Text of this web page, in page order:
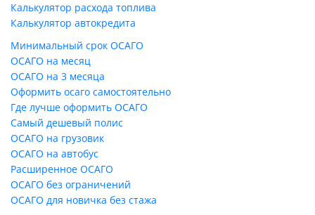
Калькулятор расхода топлива
Калькулятор автокредита
Минимальный срок ОСАГО
ОСАГО на месяц
ОСАГО на 3 месяца
Оформить осаго самостоятельно
Где лучше оформить ОСАГО
Самый дешевый полис
ОСАГО на грузовик
ОСАГО на автобус
Расширенное ОСАГО
ОСАГО без ограничений
ОСАГО для новичка без стажа